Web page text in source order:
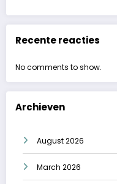
Recente reacties
No comments to show.
Archieven
August 2026
March 2026